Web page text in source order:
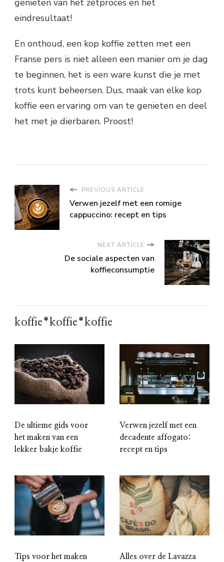
genieten van het zetproces en het
eindresultaat!
En onthoud, een kop koffie zetten met een
Franse pers is niet alleen een manier om je dag
te beginnen, het is een ware kunst die je met
trots kunt beheersen. Dus, maak van elke kop
koffie een ervaring om van te genieten en deel
het met je dierbaren. Proost!
PREVIOUS ARTICLE
Verwen jezelf met een romige
cappuccino: recept en tips
NEXT ARTICLE
De sociale aspecten van
koffieconsumptie
koffie*koffie*koffie
De ultieme gids voor
het maken van een
lekker bakje koffie
Verwen jezelf met een
decadente affogato:
recept en tips
Tips voor het maken
Alles over de Lavazza